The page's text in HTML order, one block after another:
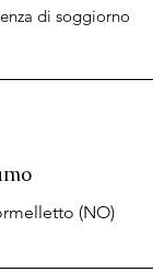
di soggiorno
(NO)